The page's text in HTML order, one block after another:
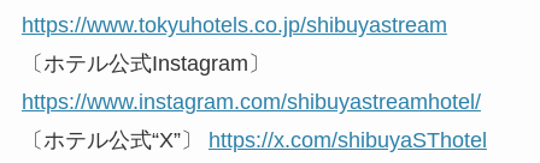
https://www.tokyuhotels.co.jp/shibuyastream
〔ホテル公式Instagram〕
https://www.instagram.com/shibuyastreamhotel/
〔ホテル公式“X”〕 https://x.com/shibuyaSThotel